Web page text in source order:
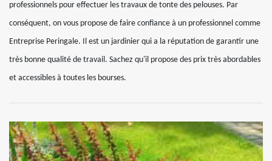
professionnels pour effectuer les travaux de tonte des pelouses. Par
conséquent, on vous propose de faire confiance à un professionnel comme
Entreprise Peringale. Il est un jardinier qui a la réputation de garantir une
très bonne qualité de travail. Sachez qu'il propose des prix très abordables
et accessibles à toutes les bourses.